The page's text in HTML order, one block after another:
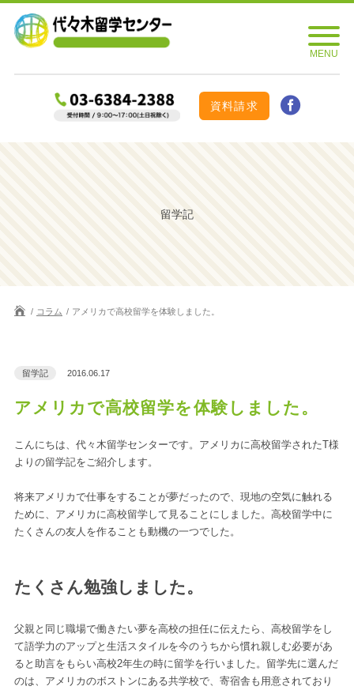
資料請求
留学記
コラム アメリカで高校留学を体験しました。
留学記 2016.06.17
アメリカで高校留学を体験しました。
こんにちは、代々木留学センターです。アメリカに高校留学されたT様
よりの留学記をご紹介します。
将来アメリカで仕事をすることが夢だったので、現地の空気に触れる
ために、アメリカに高校留学して見ることにしました。高校留学中に
たくさんの友人を作ることも動機の一つでした。
たくさん勉強しました。
父親と同じ職場で働きたい夢を高校の担任に伝えたら、高校留学をし
て語学力のアップと生活スタイルを今のうちから慣れ親しむ必要があ
ると助言をもらい高校2年生の時に留学を行いました。留学先に選んだ
のは、アメリカのボストンにある共学校で、寄宿舎も用意されており